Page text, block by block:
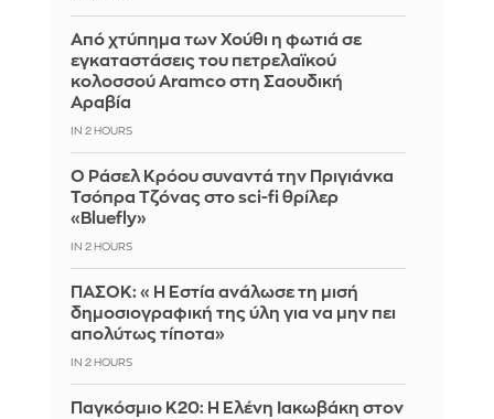
Από χτύπημα των Χούθι η φωτιά σε
εγκαταστάσεις του πετρελαϊκού
κολοσσού Aramco στη Σαουδική
Αραβία
IN 2 HOURS
Ο Ράσελ Κρόου συναντά την Πριγιάνκα
Τσόπρα Τζόνας στο sci-fi θρίλερ
«Bluefly»
IN 2 HOURS
ΠΑΣΟΚ: «Η Εστία ανάλωσε τη μισή
δημοσιογραφική της ύλη για να μην πει
απολύτως τίποτα»
IN 2 HOURS
Παγκόσμιο Κ20: Η Ελένη Ιακωβάκη στον